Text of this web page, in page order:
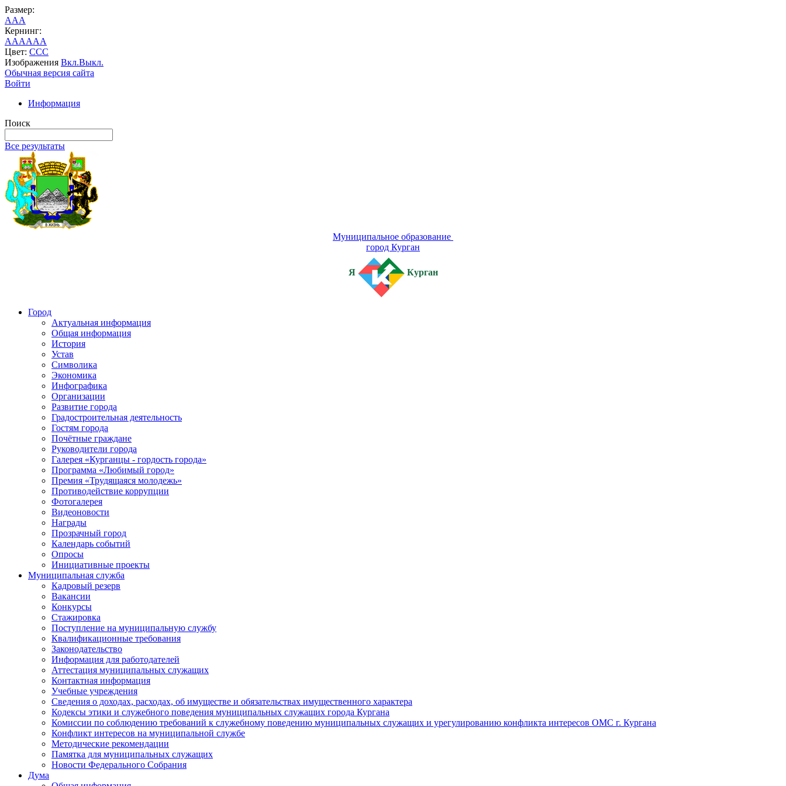
Размер:
AAA
Кернинг:
AAAAAA
Цвет: CCC
Изображения Вкл.Выкл.
Обычная версия сайта
Войти
Информация
Поиск
Все результаты
Муниципальное образование
город Курган
Я Курган
Город
Актуальная информация
Общая информация
История
Устав
Символика
Экономика
Инфографика
Организации
Развитие города
Градостроительная деятельность
Гостям города
Почётные граждане
Руководители города
Галерея «Курганцы - гордость города»
Программа «Любимый город»
Премия «Трудящаяся молодежь»
Противодействие коррупции
Фотогалерея
Видеоновости
Награды
Прозрачный город
Календарь событий
Опросы
Инициативные проекты
Муниципальная служба
Кадровый резерв
Вакансии
Конкурсы
Стажировка
Поступление на муниципальную службу
Квалификационные требования
Законодательство
Информация для работодателей
Аттестация муниципальных служащих
Контактная информация
Учебные учреждения
Сведения о доходах, расходах, об имуществе и обязательствах имущественного характера
Кодексы этики и служебного поведения муниципальных служащих города Кургана
Комиссии по соблюдению требований к служебному поведению муниципальных служащих и урегулированию конфликта интересов ОМС г. Кургана
Конфликт интересов на муниципальной службе
Методические рекомендации
Памятка для муниципальных служащих
Новости Федерального Cобрания
Дума